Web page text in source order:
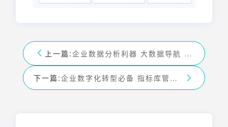
上一篇: 企业数据分析利器 大数据导航 驱动决策变革
下一篇: 企业数字化转型必备 指标库管理系统 助力数据驱动决策